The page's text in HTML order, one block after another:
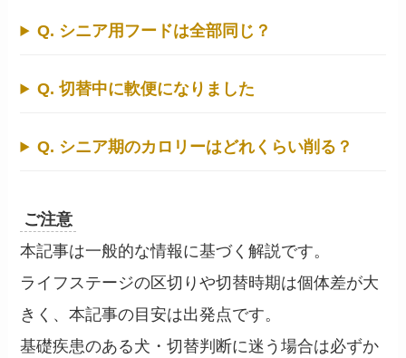
Q. シニア用フードは全部同じ？
Q. 切替中に軟便になりました
Q. シニア期のカロリーはどれくらい削る？
ご注意
本記事は一般的な情報に基づく解説です。
ライフステージの区切りや切替時期は個体差が大
きく、本記事の目安は出発点です。
基礎疾患のある犬・切替判断に迷う場合は必ずか